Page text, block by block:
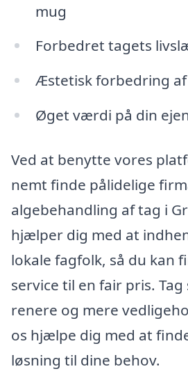
mug
Forbedret tagets
Æstetisk forbedring
Øget værdi på din
Ved at benytte vores
nemt finde pålidelige
algebehandling af tag i
hjælper dig med at
lokale fagfolk, så du kan
service til en fair pris.
renere og mere
os hjælpe dig med at
løsning til dine behov.